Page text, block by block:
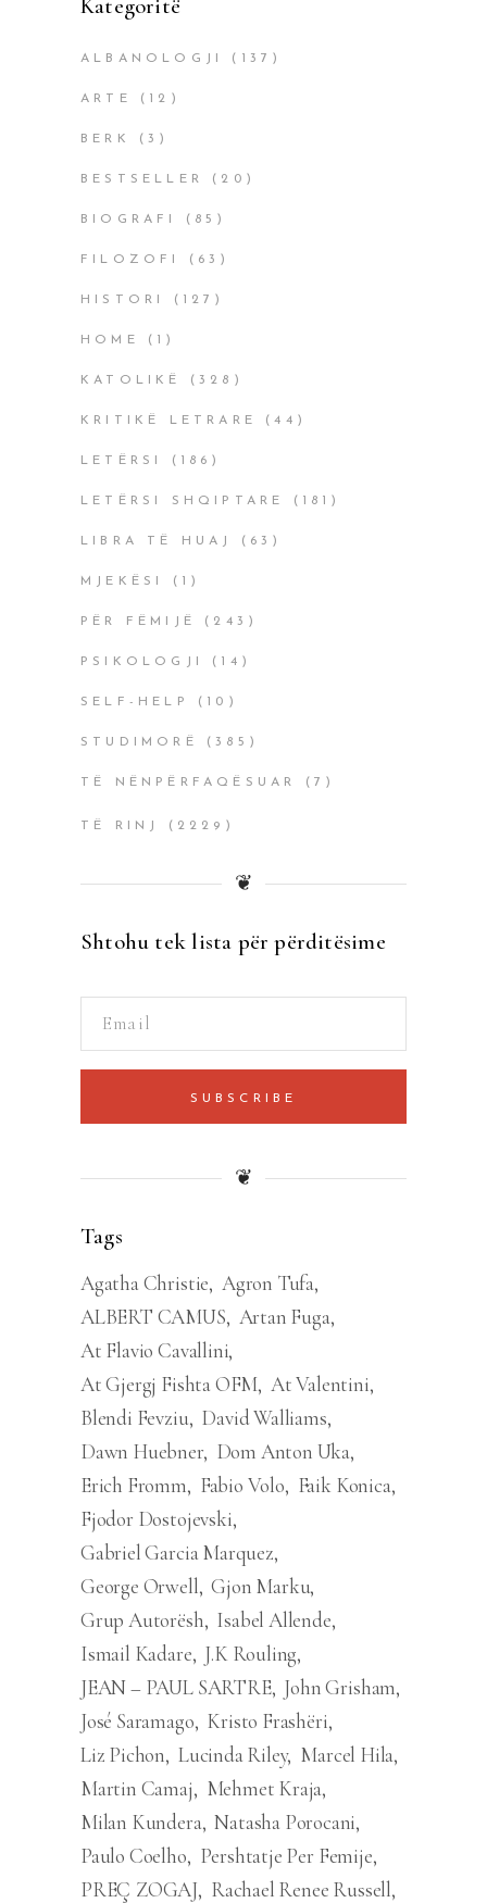
Kategoritë
ALBANOLOGJI (137)
ARTE (12)
BERK (3)
BESTSELLER (20)
BIOGRAFI (85)
FILOZOFI (63)
HISTORI (127)
HOME (1)
KATOLIKË (328)
KRITIKË LETRARE (44)
LETËRSI (186)
LETËRSI SHQIPTARE (181)
LIBRA TË HUAJ (63)
MJEKËSI (1)
PËR FËMIJË (243)
PSIKOLOGJI (14)
SELF-HELP (10)
STUDIMORË (385)
TË NËNPËRFAQËSUAR (7)
TË RINJ (2229)
❦
Shtohu tek lista për përditësime
SUBSCRIBE
❦
Tags
Agatha Christie Agron Tufa
ALBERT CAMUS Artan Fuga
At Flavio Cavallini
At Gjergj Fishta OFM At Valentini
Blendi Fevziu David Walliams
Dawn Huebner Dom Anton Uka
Erich Fromm
Fabio Volo
Faik Konica
Fjodor Dostojevski
Gabriel Garcia Marquez
George Orwell Gjon Marku
Grup Autorësh Isabel Allende
Ismail Kadare J.K Rouling
JEAN – PAUL SARTRE John Grisham
José Saramago Kristo Frashëri
Liz Pichon Lucinda Riley Marcel Hila
Martin Camaj
Mehmet Kraja
Milan Kundera Natasha Porocani
Paulo Coelho
Pershtatje Per Femije
PREÇ ZOGAJ
Rachael Renee Russell